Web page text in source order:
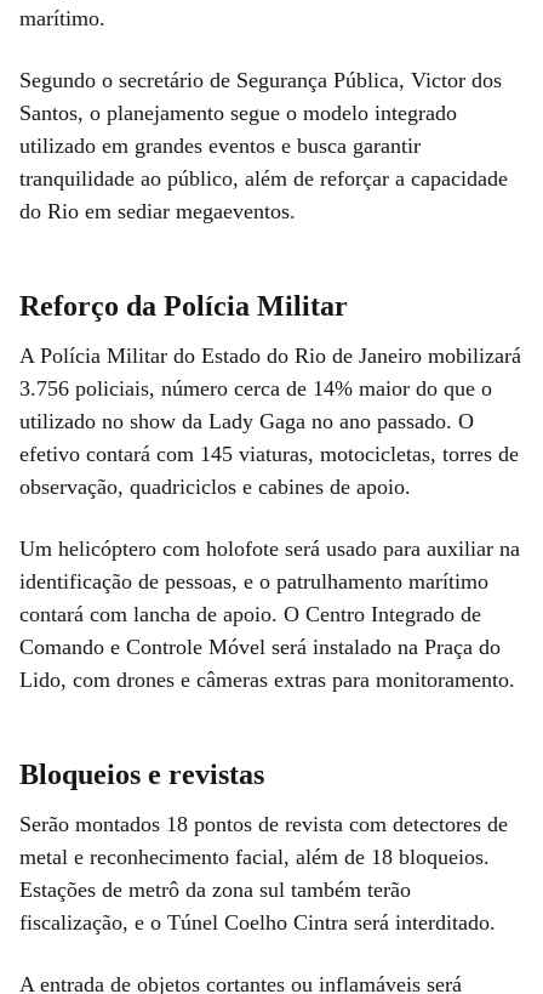
marítimo.
Segundo o secretário de Segurança Pública, Victor dos
Santos, o planejamento segue o modelo integrado
utilizado em grandes eventos e busca garantir
tranquilidade ao público, além de reforçar a capacidade
do Rio em sediar megaeventos.
Reforço da Polícia Militar
A Polícia Militar do Estado do Rio de Janeiro mobilizará
3.756 policiais, número cerca de 14% maior do que o
utilizado no show da Lady Gaga no ano passado. O
efetivo contará com 145 viaturas, motocicletas, torres de
observação, quadriciclos e cabines de apoio.
Um helicóptero com holofote será usado para auxiliar na
identificação de pessoas, e o patrulhamento marítimo
contará com lancha de apoio. O Centro Integrado de
Comando e Controle Móvel será instalado na Praça do
Lido, com drones e câmeras extras para monitoramento.
Bloqueios e revistas
Serão montados 18 pontos de revista com detectores de
metal e reconhecimento facial, além de 18 bloqueios.
Estações de metrô da zona sul também terão
fiscalização, e o Túnel Coelho Cintra será interditado.
A entrada de objetos cortantes ou inflamáveis será